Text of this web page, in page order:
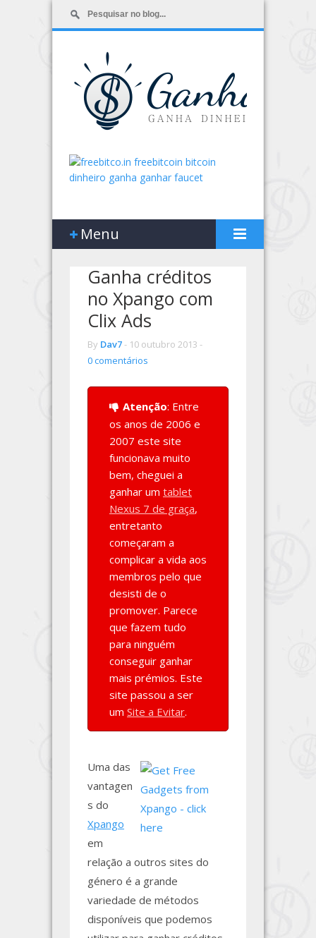
Menu
Ganha créditos
no Xpango com
Clix Ads
By Dav7- 10 outubro 2013 -
0 comentários
Atenção: Entre
os anos de 2006 e
2007 este site
funcionava muito
bem, cheguei a
ganhar um tablet
Nexus 7 de graça,
entretanto
começaram a
complicar a vida aos
membros pelo que
desisti de o
promover. Parece
que fazem tudo
para ninguém
conseguir ganhar
mais prémios. Este
site passou a ser
um Site a Evitar.
Uma das
vantagen
s do
Xpango
em
relação a outros sites do
género é a grande
variedade de métodos
disponíveis que podemos